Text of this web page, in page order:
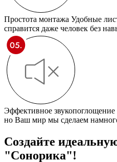
Простота монтажа Удобные
справится даже человек без
Эффективное звукопоглощение
но Ваш мир мы сделаем
Создайте
"Сонорика"!